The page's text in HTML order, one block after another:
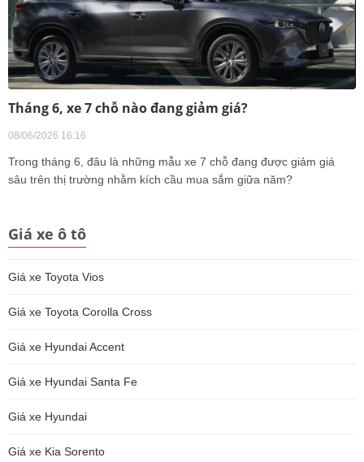
Tháng 6, xe 7 chỗ nào đang giảm giá?
08/06/2026 16:16
Trong tháng 6, đâu là những mẫu xe 7 chỗ đang được giảm giá
sâu trên thị trường nhằm kích cầu mua sắm giữa năm?
Giá xe ô tô
Giá xe Toyota Vios
Giá xe Toyota Corolla Cross
Giá xe Hyundai Accent
Giá xe Hyundai Santa Fe
Giá xe Hyundai
Giá xe Kia Sorento